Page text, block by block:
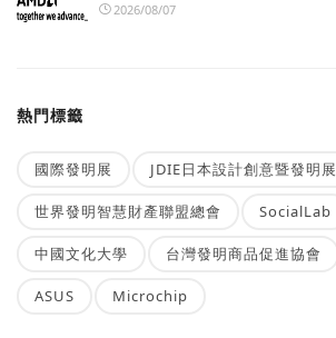
2026/08/07
熱門標籤
國際發明展 JDIE日本設計創意暨發明展
世界發明智慧財產聯盟總會 SocialLab
中國文化大學 台灣發明商品促進協會
ASUS Microchip